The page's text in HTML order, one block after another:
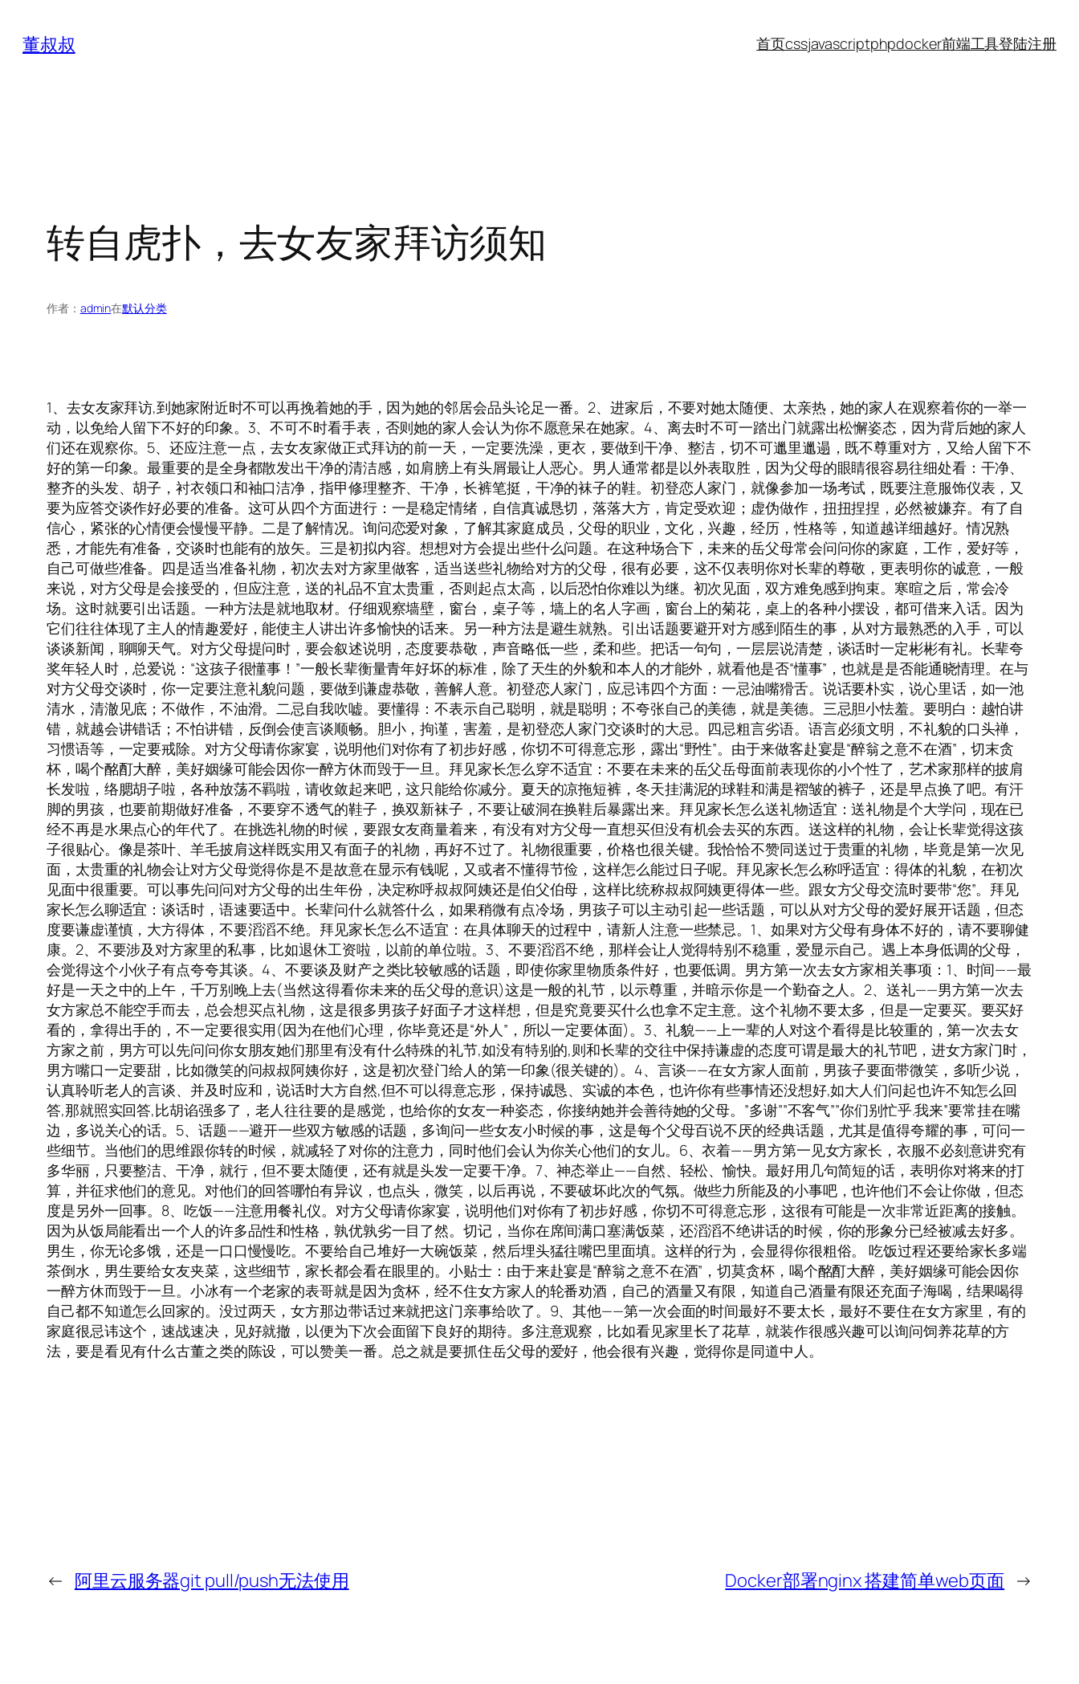
至董叔叔 首页cssjavascriptphpdocker前端工具登陆注册
转自虎扑，去女友家拜访须知
作者： admin在默认分类
1、去女友家拜访,到她家附近时不可以再挽着她的手，因为她的邻居会品头论足一番。2、进家后，不要对她太随便、太亲热，她的家人在观察着你的一举一
动，以免给人留下不好的印象。3、不可不时看手表，否则她的家人会认为你不愿意呆在她家。4、离去时不可一踏出门就露出松懈姿态，因为背后她的家人
们还在观察你。5、还应注意一点，去女友家做正式拜访的前一天，一定要洗澡，更衣，要做到干净、整洁，切不可邋里邋遢，既不尊重对方，又给人留下不
好的第一印象。最重要的是全身都散发出干净的清洁感，如肩膀上有头屑最让人恶心。男人通常都是以外表取胜，因为父母的眼睛很容易往细处看：干净、
整齐的头发、胡子，衬衣领口和袖口洁净，指甲修理整齐、干净，长裤笔挺，干净的袜子的鞋。初登恋人家门，就像参加一场考试，既要注意服饰仪表，又
要为应答交谈作好必要的准备。这可从四个方面进行：一是稳定情绪，自信真诚恳切，落落大方，肯定受欢迎；虚伪做作，扭扭捏捏，必然被嫌弃。有了自
信心，紧张的心情便会慢慢平静。二是了解情况。询问恋爱对象，了解其家庭成员，父母的职业，文化，兴趣，经历，性格等，知道越详细越好。情况熟
悉，才能先有准备，交谈时也能有的放矢。三是初拟内容。想想对方会提出些什么问题。在这种场合下，未来的岳父母常会问问你的家庭，工作，爱好等，
自己可做些准备。四是适当准备礼物，初次去对方家里做客，适当送些礼物给对方的父母，很有必要，这不仅表明你对长辈的尊敬，更表明你的诚意，一般
来说，对方父母是会接受的，但应注意，送的礼品不宜太贵重，否则起点太高，以后恐怕你难以为继。初次见面，双方难免感到拘束。寒暄之后，常会冷
场。这时就要引出话题。一种方法是就地取材。仔细观察墙壁，窗台，桌子等，墙上的名人字画，窗台上的菊花，桌上的各种小摆设，都可借来入话。因为
它们往往体现了主人的情趣爱好，能使主人讲出许多愉快的话来。另一种方法是避生就熟。引出话题要避开对方感到陌生的事，从对方最熟悉的入手，可以
谈谈新闻，聊聊天气。对方父母提问时，要会叙述说明，态度要恭敬，声音略低一些，柔和些。把话一句句，一层层说清楚，谈话时一定彬彬有礼。长辈夸
奖年轻人时，总爱说：“这孩子很懂事！”一般长辈衡量青年好坏的标准，除了天生的外貌和本人的才能外，就看他是否“懂事”，也就是是否能通晓情理。在与
对方父母交谈时，你一定要注意礼貌问题，要做到谦虚恭敬，善解人意。初登恋人家门，应忌讳四个方面：一忌油嘴猾舌。说话要朴实，说心里话，如一池
清水，清澈见底；不做作，不油滑。二忌自我吹嘘。要懂得：不表示自己聪明，就是聪明；不夸张自己的美德，就是美德。三忌胆小怯羞。要明白：越怕讲
错，就越会讲错话；不怕讲错，反倒会使言谈顺畅。胆小，拘谨，害羞，是初登恋人家门交谈时的大忌。四忌粗言劣语。语言必须文明，不礼貌的口头禅，
习惯语等，一定要戒除。对方父母请你家宴，说明他们对你有了初步好感，你切不可得意忘形，露出“野性”。由于来做客赴宴是“醉翁之意不在酒”，切末贪
杯，喝个酩酊大醉，美好姻缘可能会因你一醉方休而毁于一旦。拜见家长怎么穿不适宜：不要在未来的岳父岳母面前表现你的小个性了，艺术家那样的披肩
长发啦，络腮胡子啦，各种放荡不羁啦，请收敛起来吧，这只能给你减分。夏天的凉拖短裤，冬天挂满泥的球鞋和满是褶皱的裤子，还是早点换了吧。有汗
脚的男孩，也要前期做好准备，不要穿不透气的鞋子，换双新袜子，不要让破洞在换鞋后暴露出来。拜见家长怎么送礼物适宜：送礼物是个大学问，现在已
经不再是水果点心的年代了。在挑选礼物的时候，要跟女友商量着来，有没有对方父母一直想买但没有机会去买的东西。送这样的礼物，会让长辈觉得这孩
子很贴心。像是茶叶、羊毛披肩这样既实用又有面子的礼物，再好不过了。礼物很重要，价格也很关键。我恰恰不赞同送过于贵重的礼物，毕竟是第一次见
面，太贵重的礼物会让对方父母觉得你是不是故意在显示有钱呢，又或者不懂得节俭，这样怎么能过日子呢。拜见家长怎么称呼适宜：得体的礼貌，在初次
见面中很重要。可以事先问问对方父母的出生年份，决定称呼叔叔阿姨还是伯父伯母，这样比统称叔叔阿姨更得体一些。跟女方父母交流时要带“您”。拜见
家长怎么聊适宜：谈话时，语速要适中。长辈问什么就答什么，如果稍微有点冷场，男孩子可以主动引起一些话题，可以从对方父母的爱好展开话题，但态
度要谦虚谨慎，大方得体，不要滔滔不绝。拜见家长怎么不适宜：在具体聊天的过程中，请新人注意一些禁忌。1、如果对方父母有身体不好的，请不要聊健
康。2、不要涉及对方家里的私事，比如退休工资啦，以前的单位啦。3、不要滔滔不绝，那样会让人觉得特别不稳重，爱显示自己。遇上本身低调的父母，
会觉得这个小伙子有点夸夸其谈。4、不要谈及财产之类比较敏感的话题，即使你家里物质条件好，也要低调。男方第一次去女方家相关事项：1、时间——最
好是一天之中的上午，千万别晚上去(当然这得看你未来的岳父母的意识)这是一般的礼节，以示尊重，并暗示你是一个勤奋之人。2、送礼——男方第一次去
女方家总不能空手而去，总会想买点礼物，这是很多男孩子好面子才这样想，但是究竟要买什么也拿不定主意。这个礼物不要太多，但是一定要买。要买好
看的，拿得出手的，不一定要很实用(因为在他们心理，你毕竟还是“外人”，所以一定要体面)。3、礼貌——上一辈的人对这个看得是比较重的，第一次去女
方家之前，男方可以先问问你女朋友她们那里有没有什么特殊的礼节,如没有特别的,则和长辈的交往中保持谦虚的态度可谓是最大的礼节吧，进女方家门时，
男方嘴口一定要甜，比如微笑的问叔叔阿姨你好，这是初次登门给人的第一印象(很关键的)。4、言谈——在女方家人面前，男孩子要面带微笑，多听少说，
认真聆听老人的言谈、并及时应和，说话时大方自然,但不可以得意忘形，保持诚恳、实诚的本色，也许你有些事情还没想好,如大人们问起也许不知怎么回
答,那就照实回答,比胡谄强多了，老人往往要的是感觉，也给你的女友一种姿态，你接纳她并会善待她的父母。”多谢””不客气””你们别忙乎.我来”要常挂在嘴
边，多说关心的话。5、话题——避开一些双方敏感的话题，多询问一些女友小时候的事，这是每个父母百说不厌的经典话题，尤其是值得夸耀的事，可问一
些细节。当他们的思维跟你转的时候，就减轻了对你的注意力，同时他们会认为你关心他们的女儿。6、衣着——男方第一见女方家长，衣服不必刻意讲究有
多华丽，只要整洁、干净，就行，但不要太随便，还有就是头发一定要干净。7、神态举止——自然、轻松、愉快。最好用几句简短的话，表明你对将来的打
算，并征求他们的意见。对他们的回答哪怕有异议，也点头，微笑，以后再说，不要破坏此次的气氛。做些力所能及的小事吧，也许他们不会让你做，但态
度是另外一回事。8、吃饭——注意用餐礼仪。对方父母请你家宴，说明他们对你有了初步好感，你切不可得意忘形，这很有可能是一次非常近距离的接触。
因为从饭局能看出一个人的许多品性和性格，孰优孰劣一目了然。切记，当你在席间满口塞满饭菜，还滔滔不绝讲话的时候，你的形象分已经被减去好多。
男生，你无论多饿，还是一口口慢慢吃。不要给自己堆好一大碗饭菜，然后埋头猛往嘴巴里面填。这样的行为，会显得你很粗俗。 吃饭过程还要给家长多端
茶倒水，男生要给女友夹菜，这些细节，家长都会看在眼里的。小贴士：由于来赴宴是“醉翁之意不在酒”，切莫贪杯，喝个酩酊大醉，美好姻缘可能会因你
一醉方休而毁于一旦。小冰有一个老家的表哥就是因为贪杯，经不住女方家人的轮番劝酒，自己的酒量又有限，知道自己酒量有限还充面子海喝，结果喝得
自己都不知道怎么回家的。没过两天，女方那边带话过来就把这门亲事给吹了。9、其他——第一次会面的时间最好不要太长，最好不要住在女方家里，有的
家庭很忌讳这个，速战速决，见好就撤，以便为下次会面留下良好的期待。多注意观察，比如看见家里长了花草，就装作很感兴趣可以询问饲养花草的方
法，要是看见有什么古董之类的陈设，可以赞美一番。总之就是要抓住岳父母的爱好，他会很有兴趣，觉得你是同道中人。
← 阿里云服务器git pull/push无法使用 Docker部署nginx 搭建简单web页面 →